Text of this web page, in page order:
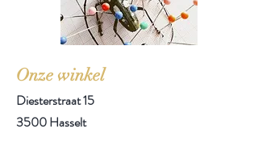
Onze winkel
Diesterstraat 15
3500 Hasselt